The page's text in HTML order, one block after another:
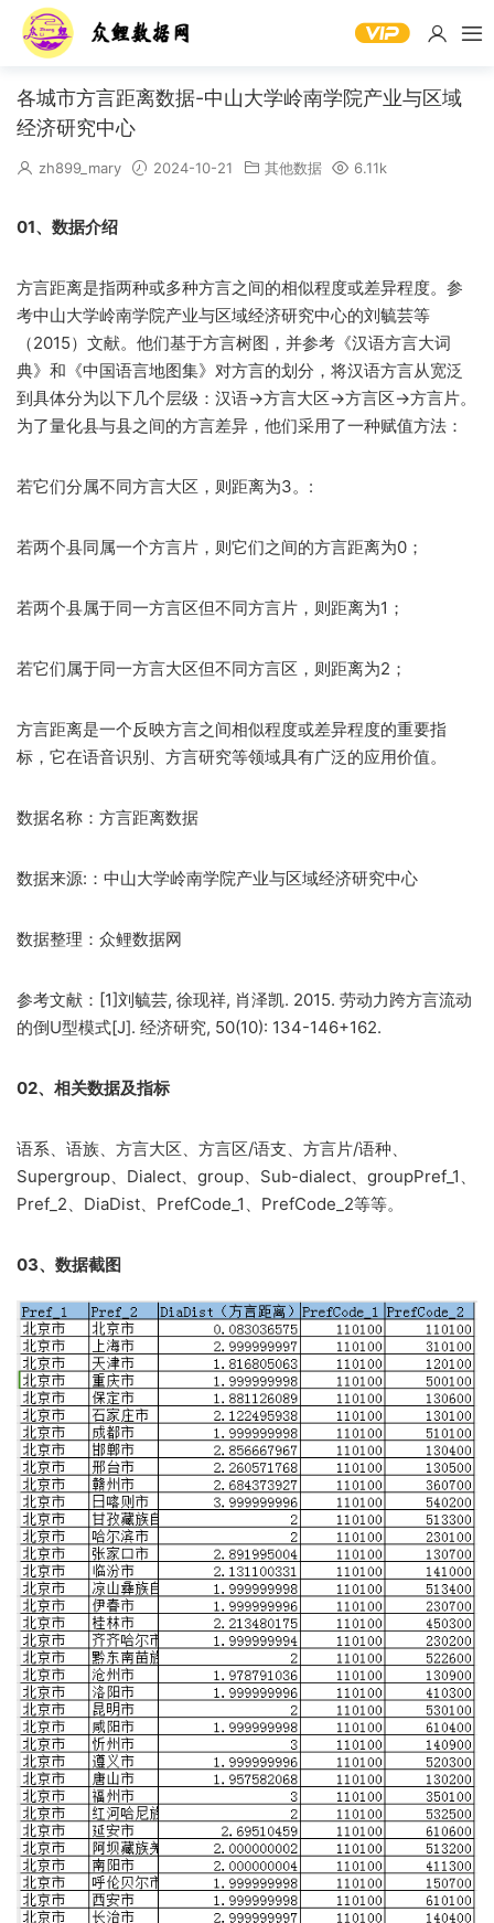
各城市方言距离数据-中山大学岭南学院产业与区域
经济研究中心
zh899_mary 2024-10-21 其他数据 6.11k
01、数据介绍
方言距离是指两种或多种方言之间的相似程度或差异程度。参
考中山大学岭南学院产业与区域经济研究中心的刘毓芸等
（2015）文献。他们基于方言树图，并参考《汉语方言大词
典》和《中国语言地图集》对方言的划分，将汉语方言从宽泛
到具体分为以下几个层级：汉语→方言大区→方言区→方言片。
为了量化县与县之间的方言差异，他们采用了一种赋值方法：
若它们分属不同方言大区，则距离为3。:
若两个县同属一个方言片，则它们之间的方言距离为0；
若两个县属于同一方言区但不同方言片，则距离为1；
若它们属于同一方言大区但不同方言区，则距离为2；
方言距离是一个反映方言之间相似程度或差异程度的重要指
标，它在语音识别、方言研究等领域具有广泛的应用价值。
数据名称：方言距离数据
数据来源:：中山大学岭南学院产业与区域经济研究中心
数据整理：众鲤数据网
参考文献：[1]刘毓芸, 徐现祥, 肖泽凯. 2015. 劳动力跨方言流动
的倒U型模式[J]. 经济研究, 50(10): 134-146+162.
02、相关数据及指标
语系、语族、方言大区、方言区/语支、方言片/语种、
Supergroup、Dialect、group、Sub-dialect、groupPref_1、
Pref_2、DiaDist、PrefCode_1、PrefCode_2等等。
03、数据截图